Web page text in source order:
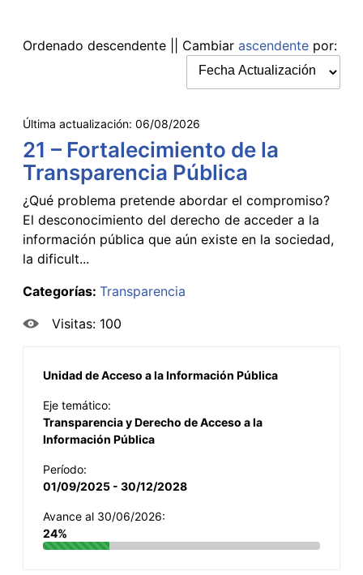
Ordenado descendente || Cambiar ascendente por:
Última actualización: 06/08/2026
21 – Fortalecimiento de la
Transparencia Pública
¿Qué problema pretende abordar el compromiso?
El desconocimiento del derecho de acceder a la
información pública que aún existe en la sociedad,
la dificult...
Categorías: Transparencia
Visitas: 100
Unidad de Acceso a la Información Pública
Eje temático:
Transparencia y Derecho de Acceso a la
Información Pública
Período:
01/09/2025 - 30/12/2028
Avance al 30/06/2026:
24%